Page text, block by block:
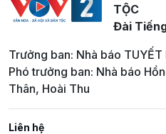
TỘC
Đài
Trưởng ban: Nhà báo TUYẾT
Phó trưởng ban: Nhà báo
Thân, Hoài Thu
Liên hệ